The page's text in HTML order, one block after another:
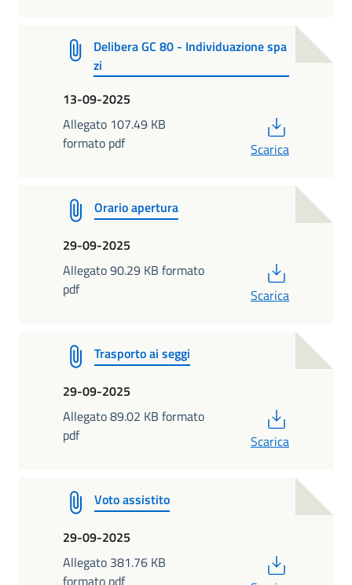
Delibera GC 80 - Individuazione spa
zi
13-09-2025
Allegato 107.49 KB
formato pdf
Scarica
Orario apertura
29-09-2025
Allegato 90.29 KB formato
pdf
Scarica
Trasporto ai seggi
29-09-2025
Allegato 89.02 KB formato
pdf
Scarica
Voto assistito
29-09-2025
Allegato 381.76 KB
formato pdf